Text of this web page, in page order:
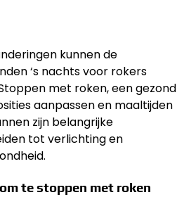
kunnen de
‘s nachts voor rokers
met roken, een gezond
aanpassen en maaltijden
zijn belangrijke
tot verlichting en
te stoppen met roken